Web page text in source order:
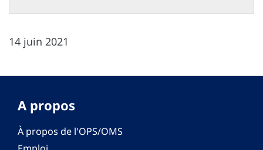
14 juin 2021
A propos
À propos de l'OPS/OMS